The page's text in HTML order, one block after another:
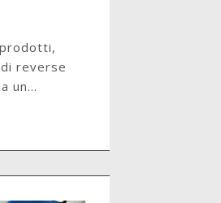
reverse
un...